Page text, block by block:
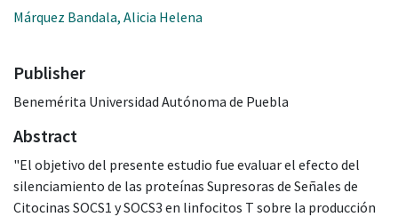
Márquez Bandala, Alicia Helena
Publisher
Benemérita Universidad Autónoma de Puebla
Abstract
"El objetivo del presente estudio fue evaluar el efecto del
silenciamiento de las proteínas Supresoras de Señales de
Citocinas SOCS1 y SOCS3 en linfocitos T sobre la producción